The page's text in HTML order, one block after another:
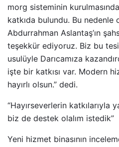
morg sisteminin
katkıda bulundu. Bu nedenle
Abdurrahman Aslantaş’ın
teşekkür ediyoruz. Biz bu
usulüyle Darıcamıza
işte bir katkısı var. Modern
hayırlı olsun.” dedi.
“Hayırseverlerin katkılarıyla
biz de destek olalım istedik”
Yeni hizmet binasının